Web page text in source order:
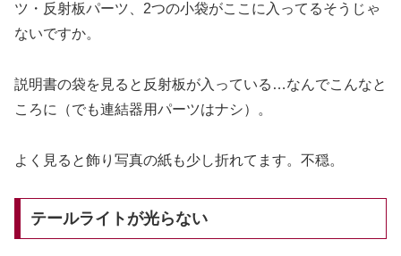
ツ・反射板パーツ、2つの小袋がここに入ってるそうじゃ
ないですか。
説明書の袋を見ると反射板が入っている…なんでこんなと
ころに（でも連結器用パーツはナシ）。
よく見ると飾り写真の紙も少し折れてます。不穏。
テールライトが光らない